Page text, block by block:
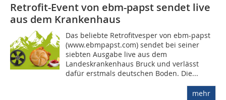
Retrofit-Event von ebm-papst sendet live
aus dem Krankenhaus
Das beliebte Retrofitvesper von ebm-papst
(www.ebmpapst.com) sendet bei seiner
siebten Ausgabe live aus dem
Landeskrankenhaus Bruck und verlässt
dafür erstmals deutschen Boden. Die...
mehr